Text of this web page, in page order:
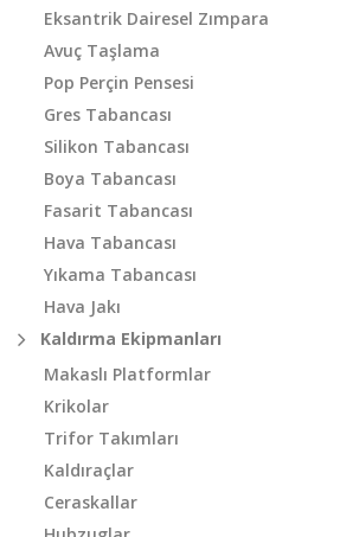
Eksantrik Dairesel Zımpara
Avuç Taşlama
Pop Perçin Pensesi
Gres Tabancası
Silikon Tabancası
Boya Tabancası
Fasarit Tabancası
Hava Tabancası
Yıkama Tabancası
Hava Jakı
Kaldırma Ekipmanları
Makaslı Platformlar
Krikolar
Trifor Takımları
Kaldıraçlar
Ceraskallar